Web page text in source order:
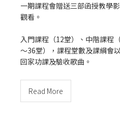
一期課程會贈送三部函授教學
觀看。
入門課程（12堂）、中階課程
～36堂）， 課程堂數及課綱會
回家功課及驗收歌曲。
Read More